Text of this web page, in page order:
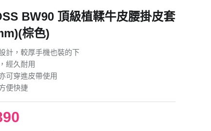
BW90 頂級植鞣牛皮腰掛皮套
棕色)
計，較厚手機也裝的下
經久耐用
可穿進皮帶使用
便快捷